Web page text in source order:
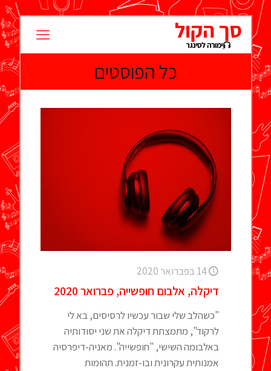
כל הפוסטים
14 בפברואר 2020
דיקלה, אלבום חופשייה, פברואר 2020
"כשהלב שלי שבור עכשיו לרסיסים, בא לי
לרקוד", מתמצתת דיקלה את שני יסודותיה
באלבומה השישי, "חופשייה". מאניה-דיפרסיה
אמנותית עקרונית ובו-זמנית. תהומות